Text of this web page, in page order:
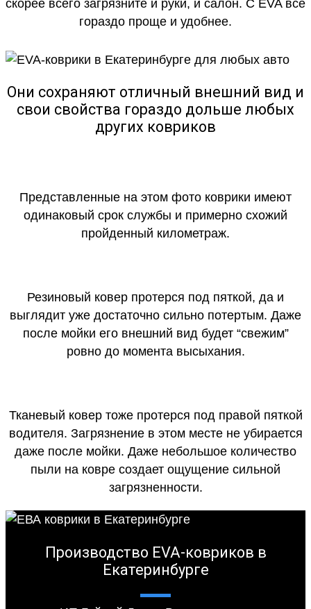
скорее всего загрязните и руки, и салон. С EVA все
гораздо проще и удобнее.
Они сохраняют отличный внешний вид и
свои свойства гораздо дольше любых
других ковриков
Представленные на этом фото коврики имеют
одинаковый срок службы и примерно схожий
пройденный километраж.
Резиновый ковер протерся под пяткой, да и
выглядит уже достаточно сильно потертым. Даже
после мойки его внешний вид будет “свежим”
ровно до момента высыхания.
Тканевый ковер тоже протерся под правой пяткой
водителя. Загрязнение в этом месте не убирается
даже после мойки. Даже небольшое количество
пыли на ковре создает ощущение сильной
загрязненности.
Производство EVA-ковриков в
Екатеринбурге